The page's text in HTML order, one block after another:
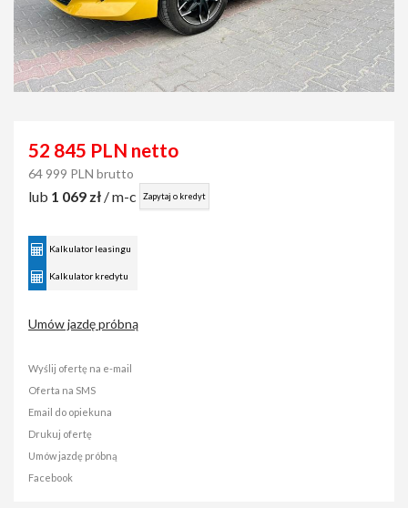
52 845 PLN netto
64 999 PLN brutto
lub 1 069 zł / m-c Zapytaj o kredyt
Kalkulator leasingu
Kalkulator kredytu
Umów jazdę próbną
Wyślij ofertę na e-mail
Oferta na SMS
Email do opiekuna
Drukuj ofertę
Umów jazdę próbną
Facebook